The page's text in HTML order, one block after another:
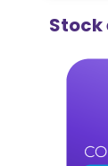
Stock